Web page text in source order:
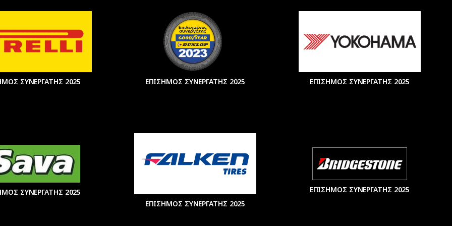
ΣΥΝΕΡΓΑΤΗΣ 2025
ΕΠΙΣΗΜΟΣ ΣΥΝΕΡΓΑΤΗΣ 2025 ΕΠΙΣΗΜΟΣ ΣΥΝΕΡΓΑΤΗΣ 2025
ΣΥΝΕΡΓΑΤΗΣ 2025
ΕΠΙΣΗΜΟΣ ΣΥΝΕΡΓΑΤΗΣ 2025
ΕΠΙΣΗΜΟΣ ΣΥΝΕΡΓΑΤΗΣ 2025